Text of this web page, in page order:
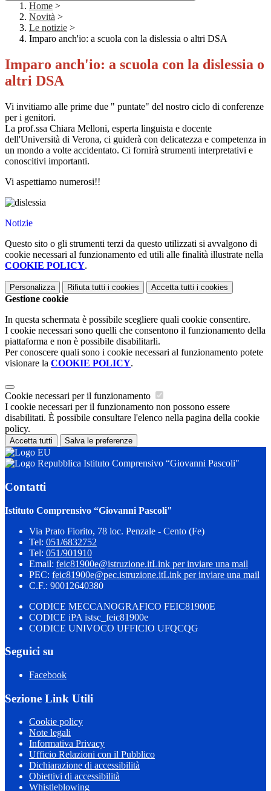
Home >
Novità >
Le notizie >
Imparo anch'io: a scuola con la dislessia o altri DSA
Imparo anch'io: a scuola con la dislessia o
altri DSA
Vi invitiamo alle prime due " puntate" del nostro ciclo di conferenze
per i genitori.
La prof.ssa Chiara Melloni, esperta linguista e docente
dell'Università di Verona, ci guiderà con delicatezza e competenza in
un mondo a volte accidentato. Ci fornirà strumenti interpretativi e
conoscitivi importanti.
Vi aspettiamo numerosi!!
Notizie
Questo sito o gli strumenti terzi da questo utilizzati si avvalgono di
cookie necessari al funzionamento ed utili alle finalità illustrate nella
COOKIE POLICY.
Personalizza Rifiuta tutti i cookies Accetta tutti i cookies
Gestione cookie
In questa schermata è possibile scegliere quali cookie consentire.
I cookie necessari sono quelli che consentono il funzionamento della
piattaforma e non è possibile disabilitarli.
Per conoscere quali sono i cookie necessari al funzionamento potete
visionare la COOKIE POLICY.
Cookie necessari per il funzionamento
I cookie necessari per il funzionamento non possono essere
disabilitati. È possibile consultare l'elenco nella pagina della cookie
policy.
Accetta tutti Salva le preferenze
Istituto Comprensivo “Giovanni Pascoli"
Contatti
Istituto Comprensivo “Giovanni Pascoli"
Via Prato Fiorito, 78 loc. Penzale - Cento (Fe)
Tel: 051/6832752
Tel: 051/901910
Email: feic81900e@istruzione.itLink per inviare una mail
PEC: feic81900e@pec.istruzione.itLink per inviare una mail
C.F.: 90012640380
CODICE MECCANOGRAFICO FEIC81900E
CODICE iPA istsc_feic81900e
CODICE UNIVOCO UFFICIO UFQCQG
Seguici su
Facebook
Sezione Link Utili
Cookie policy
Note legali
Informativa Privacy
Ufficio Relazioni con il Pubblico
Dichiarazione di accessibilità
Obiettivi di accessibilità
Whistleblowing